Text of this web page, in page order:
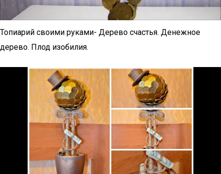
Топиарий своими руками- Дерево счастья. Денежное
дерево. Плод изобилия.